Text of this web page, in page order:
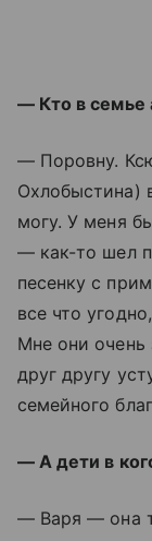
— Кто в семье
— Поровну.
Охлобыстина)
могу. У меня
— как-то шел
песенку с
все что
Мне они
друг другу
семейного
— А дети в
— Варя — она